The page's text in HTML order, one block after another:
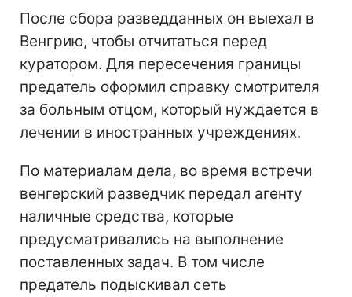
После сбора разведданных он выехал в
Венгрию, чтобы отчитаться перед
куратором. Для пересечения границы
предатель оформил справку смотрителя
за больным отцом, который нуждается в
лечении в иностранных учреждениях.
По материалам дела, во время встречи
венгерский разведчик передал агенту
наличные средства, которые
предусматривались на выполнение
поставленных задач. В том числе
предатель подыскивал сеть